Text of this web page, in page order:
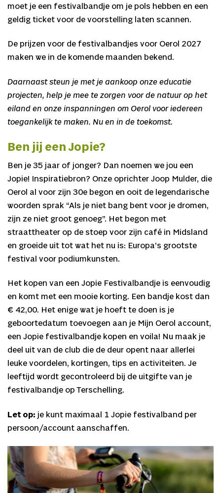
moet je een festivalbandje om je pols hebben en een
geldig ticket voor de voorstelling laten scannen.
De prijzen voor de festivalbandjes voor Oerol 2027
maken we in de komende maanden bekend.
Daarnaast steun je met je aankoop onze educatie
projecten, help je mee te zorgen voor de natuur op het
eiland en onze inspanningen om Oerol voor iedereen
toegankelijk te maken. Nu en in de toekomst.
Ben jij een Jopie?
Ben je 35 jaar of jonger? Dan noemen we jou een
Jopie! Inspiratiebron? Onze oprichter Joop Mulder, die
Oerol al voor zijn 30e begon en ooit de legendarische
woorden sprak “Als je niet bang bent voor je dromen,
zijn ze niet groot genoeg”. Het begon met
straattheater op de stoep voor zijn café in Midsland
en groeide uit tot wat het nu is: Europa’s grootste
festival voor podiumkunsten.
Het kopen van een Jopie Festivalbandje is eenvoudig
en komt met een mooie korting. Een bandje kost dan
€ 42,00. Het enige wat je hoeft te doen is je
geboortedatum toevoegen aan je Mijn Oerol account,
een Jopie festivalbandje kopen en voila! Nu maak je
deel uit van de club die de deur opent naar allerlei
leuke voordelen, kortingen, tips en activiteiten. Je
leeftijd wordt gecontroleerd bij de uitgifte van je
festivalbandje op Terschelling.
Let op: je kunt maximaal 1 Jopie festivalband per
persoon/account aanschaffen.